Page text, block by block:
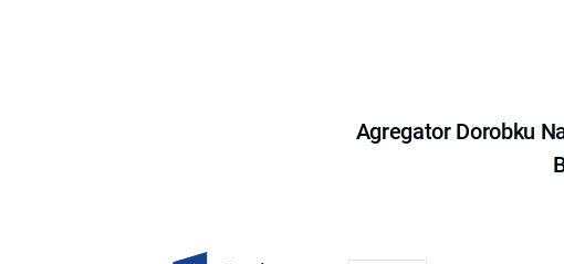
Agregator Dorobku